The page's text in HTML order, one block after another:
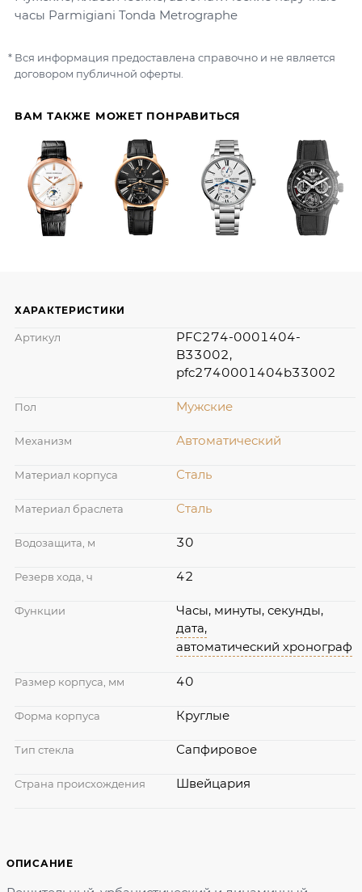
часы Parmigiani Tonda Metrographe
ВАМ ТАКЖЕ МОЖЕТ ПОНРАВИТЬСЯ
Вся информация предоставлена справочно и не является
договором публичной оферты.
ОПИСАНИЕ
ХАРАКТЕРИСТИКИ
Артикул
PFC274-0001404-
B33002,
pfc2740001404b33002
Пол Мужские
Механизм Автоматический
Материал корпуса Сталь
Материал браслета Сталь
Водозащита, м 30
Резерв хода, ч 42
Функции
Часы, минуты, секунды,
дата,
автоматический хронограф
Размер корпуса, мм 40
Форма корпуса Круглые
Тип стекла Сапфировое
Страна происхождения Швейцария